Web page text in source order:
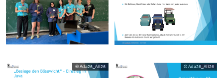
© Ada26_AII26 © Ada26_AII26